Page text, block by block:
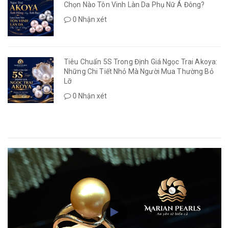
Chọn Nào Tôn Vinh Làn Da Phụ Nữ Á Đông?
0 Nhận xét
Tiêu Chuẩn 5S Trong Định Giá Ngọc Trai Akoya:
Những Chi Tiết Nhỏ Mà Người Mua Thường Bỏ
Lỡ
0 Nhận xét